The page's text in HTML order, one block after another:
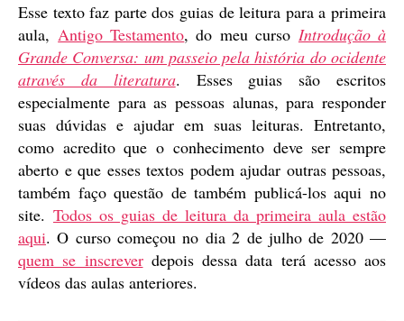
Esse texto faz parte dos guias de leitura para a primeira
aula,Antigo Testamento, do meu curso Introdução à
Grande Conversa: um passeio pela história do ocidente
através da literatura. Esses guias são escritos
especialmente para as pessoas alunas, para responder
suas dúvidas e ajudar em suas leituras. Entretanto,
como acredito que o conhecimento deve ser sempre
aberto e que esses textos podem ajudar outras pessoas,
também faço questão de também publicá-los aqui no
site. Todos os guias de leitura da primeira aula estão
aqui. O curso começou no dia 2 de julho de 2020 —
quem se inscreverdepois dessa data terá acesso aos
vídeos das aulas anteriores.